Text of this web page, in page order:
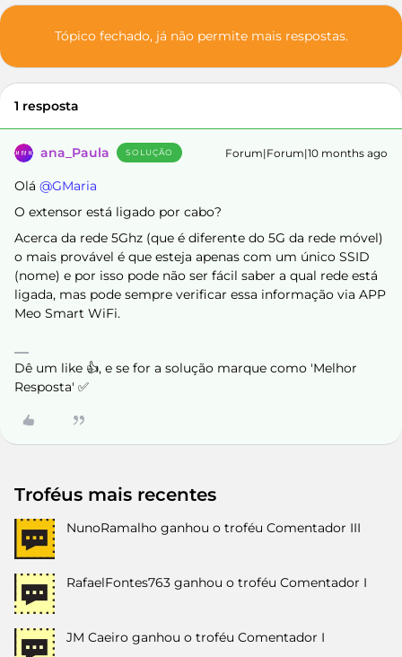
Tópico fechado, já não permite mais respostas.
1 resposta
ana_Paula SOLUÇÃO Forum|Forum|10 months ago
Olá ​ @GMaria
O extensor está ligado por cabo?
Acerca da rede 5Ghz (que é diferente do 5G da rede móvel)
o mais provável é que esteja apenas com um único SSID
(nome) e por isso pode não ser fácil saber a qual rede está
ligada, mas pode sempre verificar essa informação via APP
Meo Smart WiFi.
Dê um like 👍, e se for a solução marque como 'Melhor
Resposta' ✅
Troféus mais recentes
NunoRamalho ganhou o troféu Comentador III
RafaelFontes763 ganhou o troféu Comentador I
JM Caeiro ganhou o troféu Comentador I